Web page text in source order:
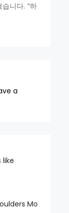
니다. “하
a
like
Mo